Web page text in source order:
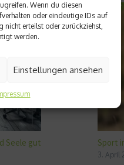
Wenn du diesen
oder eindeutige IDs auf
nicht erteilst oder zurückziehst,
werden.
Einstellungen ansehen
Seele gut Sport
3. April